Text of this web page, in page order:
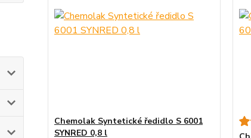
Chemolak Syntetické ředidlo S 6001
SYNRED 0,8 l